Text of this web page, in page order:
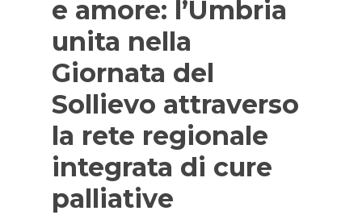
e amore: l’Umbria
unita nella
Giornata del
Sollievo attraverso
la rete regionale
integrata di cure
palliative